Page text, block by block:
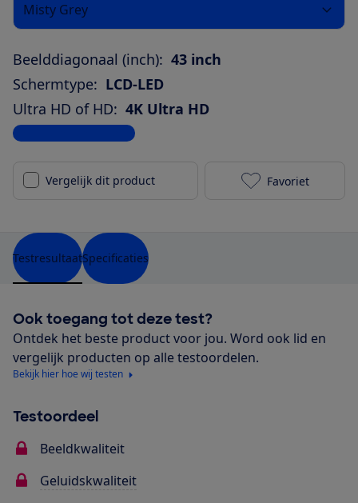
Misty Grey
Beelddiagonaal (inch): 43 inch
Schermtype: LCD-LED
Ultra HD of HD: 4K Ultra HD
Bekijk alle specificaties
Vergelijk dit product LG
Favoriet
TestresultaatSpecificaties
Ook toegang tot deze test?
Ontdek het beste product voor jou. Word ook lid en
vergelijk producten op alle testoordelen.
Bekijk hier hoe wij testen
Testoordeel
Beeldkwaliteit
Geluidskwaliteit